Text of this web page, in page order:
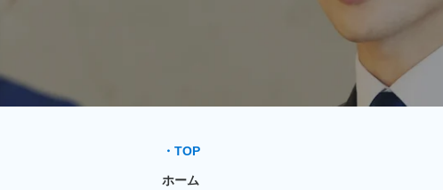
・TOP
ホーム